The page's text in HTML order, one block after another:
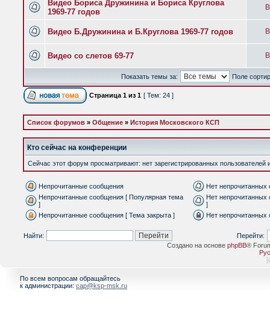
Видео Бориса Дружинина и Бориса Круглова
1969-77 годов
Видео Б.Дружинина и Б.Круглова 1969-77 годов
Видео со слетов 69-77
Показать темы за: Поле
Страница 1 из 1 [ Тем: 24 ]
Список форумов » Общение » История Московского КСП
Кто сейчас на конференции
Сейчас этот форум просматривают: нет зарегистрированных пользователей
Непрочитанные сообщения
Нет непрочитанных
Непрочитанные сообщения [ Популярная тема
]
Нет
]
Непрочитанные сообщения [ Тема закрыта ]
Нет непрочитанных
Найти:
Перейти:
Создано на основе phpBB®
[
По всем вопросам обращайтесь
к администрации: cap@ksp-msk.ru